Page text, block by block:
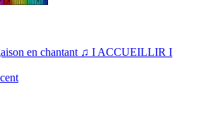
en chantant ♫ I ACCUEILLIR I